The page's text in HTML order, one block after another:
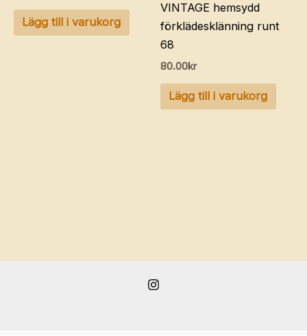
Lägg till i varukorg
VINTAGE hemsydd
förklädesklänning runt
68
80.00kr
Lägg till i varukorg